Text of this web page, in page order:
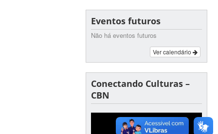
Eventos futuros
Não há eventos futuros
Ver calendário
Conectando Culturas –
CBN